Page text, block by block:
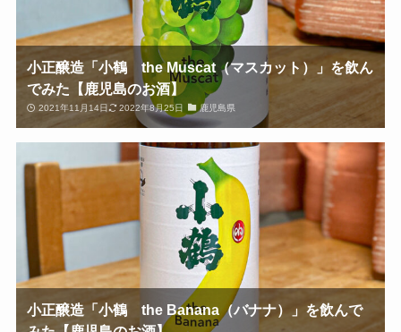
小正醸造「小鶴 the Muscat（マスカット）」を飲ん
でみた【鹿児島のお酒】
2021年11月14日 2022年8月25日 鹿児島県
小正醸造「小鶴 the Banana（バナナ）」を飲んで